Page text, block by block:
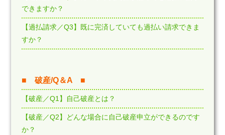
できますか？
【過払請求／Q3】既に完済していても過払い請求できま
すか？
■ 破産/Q＆A ■
【破産／Q1】自己破産とは？
【破産／Q2】どんな場合に自己破産申立ができるのです
か？